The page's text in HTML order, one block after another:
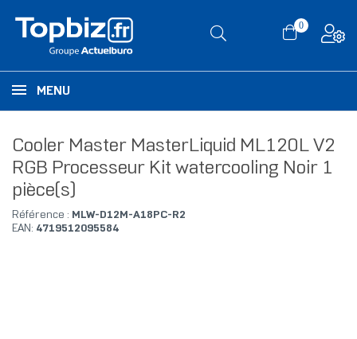
0
MENU
Cooler Master MasterLiquid ML120L V2
RGB Processeur Kit watercooling Noir 1
pièce(s)
Référence : MLW-D12M-A18PC-R2
EAN: 4719512095584